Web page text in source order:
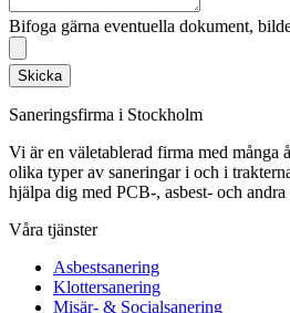
Bifoga gärna eventuella dokument,
Skicka
Saneringsfirma i Stockholm
Vi är en väletablerad firma med många
olika typer av saneringar i och i
hjälpa dig med PCB-, asbest- och andra
Våra tjänster
Asbestsanering
Klottersanering
Misär- & Socialsanering